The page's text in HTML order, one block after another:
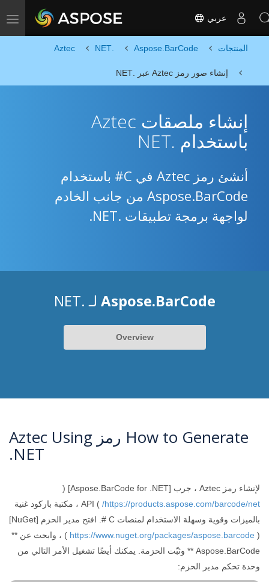
Toggle navigation عربي
المنتجات Aspose.BarCode
Aztec
إنشاء صور رمز Aztec عبر .NET
إنشاء ملصقات Aztec
باستخدام .NET
أنشئ رمز Aztec في C# باستخدام
Aspose.BarCode من جانب الخادم
لواجهة برمجة تطبيقات .NET.
Aspose.BarCode لـ .NET
Overview
How to Generate رمز Aztec Using
.NET
لإنشاء رمز Aztec ، جرب [Aspose.BarCode for .NET] (
https://products.aspose.com/barcode/net/
) API ، مكتبة باركود غنية
بالميزات وقوية وسهلة الاستخدام لمنصات C #. افتح مدير الحزم [NuGet]
(
https://www.nuget.org/packages/aspose.barcode ) ، وابحث عن **
Aspose.BarCode ** وثبّت الحزمة. يمكنك أيضًا تشغيل الأمر التالي من
وحدة تحكم مدير الحزم: